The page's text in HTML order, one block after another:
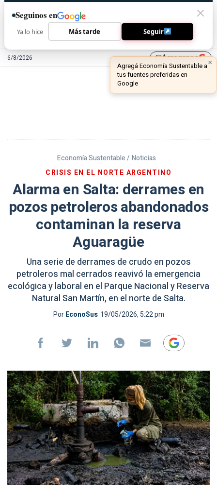
6/8/2026 library_addAgreganos
Economía Sustentable / Noticias
CRISIS EN EL NORTE ARGENTINO
Alarma en Salta: derrames en
pozos petroleros abandonados
contaminan la reserva
Aguaragüe
Una serie de derrames de crudo en pozos
petroleros mal cerrados reavivó la emergencia
ecológica y laboral en el Parque Nacional y Reserva
Natural San Martín, en el norte de Salta.
PorEconoSus 19/05/2026, 5:22 pm
Seguinos en
Ya lo hice Más tarde Seguir